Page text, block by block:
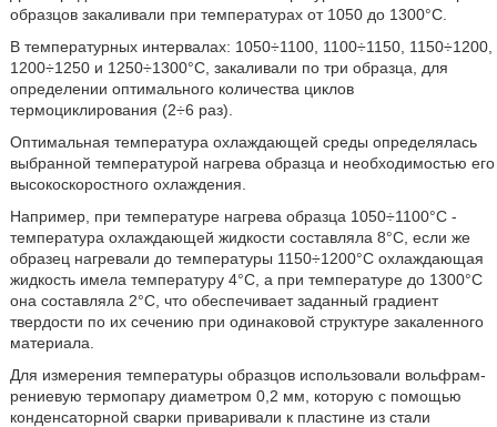
образцов закаливали при температурах от 1050 до 1300°С.
В температурных интервалах: 1050÷1100, 1100÷1150, 1150÷1200,
1200÷1250 и 1250÷1300°С, закаливали по три образца, для
определении оптимального количества циклов
термоциклирования (2÷6 раз).
Оптимальная температура охлаждающей среды определялась
выбранной температурой нагрева образца и необходимостью его
высокоскоростного охлаждения.
Например, при температуре нагрева образца 1050÷1100°С -
температура охлаждающей жидкости составляла 8°С, если же
образец нагревали до температуры 1150÷1200°С охлаждающая
жидкость имела температуру 4°С, а при температуре до 1300°С
она составляла 2°С, что обеспечивает заданный градиент
твердости по их сечению при одинаковой структуре закаленного
материала.
Для измерения температуры образцов использовали вольфрам-
рениевую термопару диаметром 0,2 мм, которую с помощью
конденсаторной сварки приваривали к пластине из стали